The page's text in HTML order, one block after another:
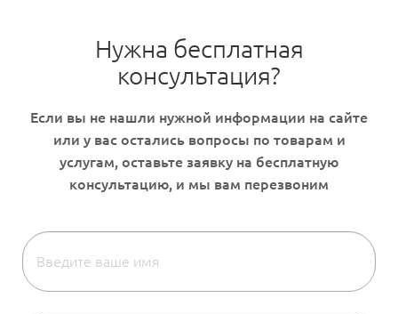
Нужна бесплатная
консультация?